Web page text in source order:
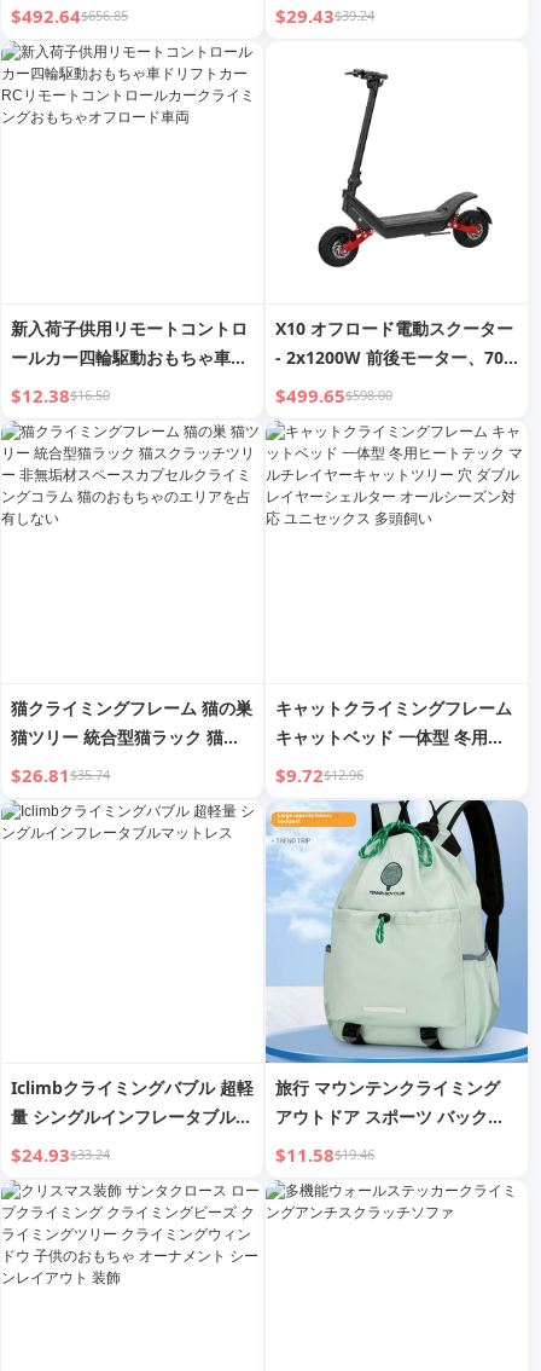
み式 屋内 減量 クライミング ウ
ォーキングマシン
$492.64$656.85
ン ランニング クライミング 半
$29.43$39.24
新入荷子供用リモートコントロ
ールカー四輪駆動おもちゃ車ド
リフトカーRCリモートコントロ
ールカークライミングおもちゃ
オフロード車両
$12.38$16.50
X10 オフロード電動スクーター
- 2x1200W 前後モーター、70-
100km 航続距離、3秒クイック
折りたたみ、30°クライミング
アングル、大人のアウトドアア
ドベンチャー用
$499.65$598.00
猫クライミングフレーム 猫の巣
猫ツリー 統合型猫ラック 猫ス
クラッチツリー 非無垢材スペー
スカプセルクライミングコラム
猫のおもちゃのエリアを占有し
$26.81$35.74
キャットクライミングフレーム
キャットベッド 一体型 冬用ヒ
ートテック マルチレイヤーキャ
ットツリー 穴 ダブルレイヤー
シェルター オールシーズン対応
ユニセックス 多頭飼い
$9.72$12.96
Iclimbクライミングバブル 超軽
量 シングルインフレータブルマ
ットレス
$24.93$33.24
旅行 マウンテンクライミング
アウトドア スポーツ バックパ
ック
$11.58$19.46